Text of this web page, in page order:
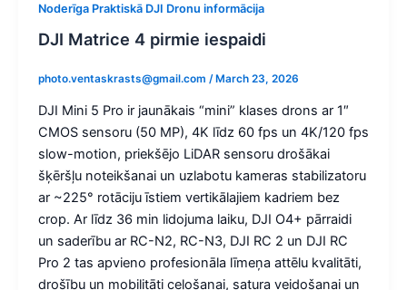
Noderīga Praktiskā DJI Dronu informācija
DJI Matrice 4 pirmie iespaidi
photo.ventaskrasts@gmail.com / March 23, 2026
DJI Mini 5 Pro ir jaunākais “mini” klases drons ar 1″
CMOS sensoru (50 MP), 4K līdz 60 fps un 4K/120 fps
slow-motion, priekšējo LiDAR sensoru drošākai
šķēršļu noteikšanai un uzlabotu kameras stabilizatoru
ar ~225° rotāciju īstiem vertikālajiem kadriem bez
crop. Ar līdz 36 min lidojuma laiku, DJI O4+ pārraidi
un saderību ar RC-N2, RC-N3, DJI RC 2 un DJI RC
Pro 2 tas apvieno profesionāla līmeņa attēlu kvalitāti,
drošību un mobilitāti ceļošanai, satura veidošanai un